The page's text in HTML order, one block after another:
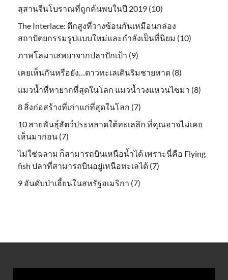
สุสานจีนโบราณที่ถูกค้นพบในปี 2019 (10)
The Interlace: ตึกสูงที่วางซ้อนกันเหมือนกล่อง
สถาปัตยกรรมรูปแบบใหม่และกำลังเป็นที่นิยม (10)
ภาพโลมาเสพยาจากปลาปักเป้า (9)
เคยเห็นกันหรือยัง…ดาวทะเลเดินริมชายหาด (8)
แมวน้ำที่หายากที่สุดในโลก แมวน้ำวงแหวนไซมา (8)
8 สิ่งก่อสร้างที่เก่าแก่ที่สุดในโลก (7)
10 สายพันธุ์สัตว์ประหลาดใต้ทะเลลึก ที่คุณอาจไม่เคย
เห็นมาก่อน (7)
ไม่ใช่ฉลาม ก็สามารถบินเหนือน้ำได้ เพราะนี่คือ Flying
fish ปลาที่สามารถบินอยู่เหนือทะเลได้ (7)
9 อันดับป่าเฮี้ยนในสหรัฐอเมริกา (7)